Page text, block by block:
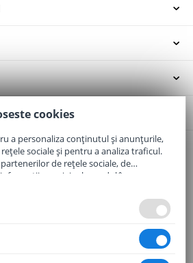
Oradea, Jud. Bihor
cookies
a personaliza conținutul și anunțurile,
sociale și pentru a analiza traficul.
de rețele sociale, de
cu privire la modul în care
le pot combina cu alte informații